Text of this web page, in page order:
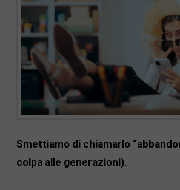
Smettiamo di chiamarlo
colpa alle generazioni).